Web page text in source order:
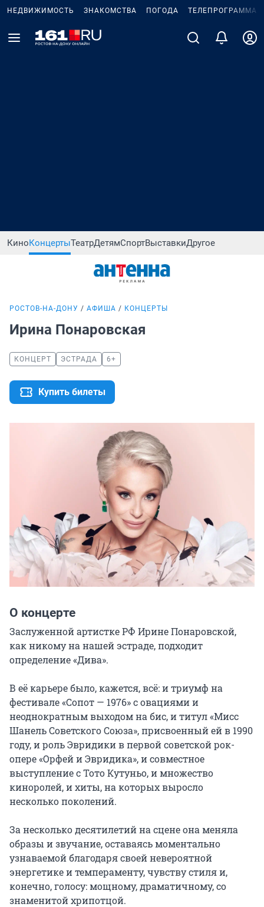
НЕДВИЖИМОСТЬ ЗНАКОМСТВА ПОГОДА ТЕЛЕПРОГРАММА
КиноКонцертыТеатрДетямСпортВыставкиДругое
РОСТОВ-НА-ДОНУ АФИША КОНЦЕРТЫ
Ирина Понаровская
КОНЦЕРТ ЭСТРАДА 6+
Купить билеты
О концерте
Заслуженной артистке РФ Ирине Понаровской,
как никому на нашей эстраде, подходит
определение «Дива».
В её карьере было, кажется, всё: и триумф на
фестивале «Сопот — 1976» с овациями и
неоднократным выходом на бис, и титул «Мисс
Шанель Советского Союза», присвоенный ей в 1990
году, и роль Эвридики в первой советской рок-
опере «Орфей и Эвридика», и совместное
выступление с Тото Кутуньо, и множество
киноролей, и хиты, на которых выросло
несколько поколений.
За несколько десятилетий на сцене она меняла
образы и звучание, оставаясь моментально
узнаваемой благодаря своей невероятной
энергетике и темпераменту, чувству стиля и,
конечно, голосу: мощному, драматичному, со
знаменитой хрипотцой.